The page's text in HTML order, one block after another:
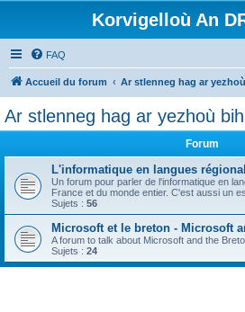
Korvigelloù An
FAQ
Accueil du forum Ar stlenneg hag ar
Ar stlenneg hag ar yezhoù
Forum
L'informatique en langues
Un forum pour parler de l'informatique en
France et du monde entier. C'est aussi un
Sujets : 56
Microsoft et le breton - Microsoft
A forum to talk about Microsoft and the
Sujets : 24